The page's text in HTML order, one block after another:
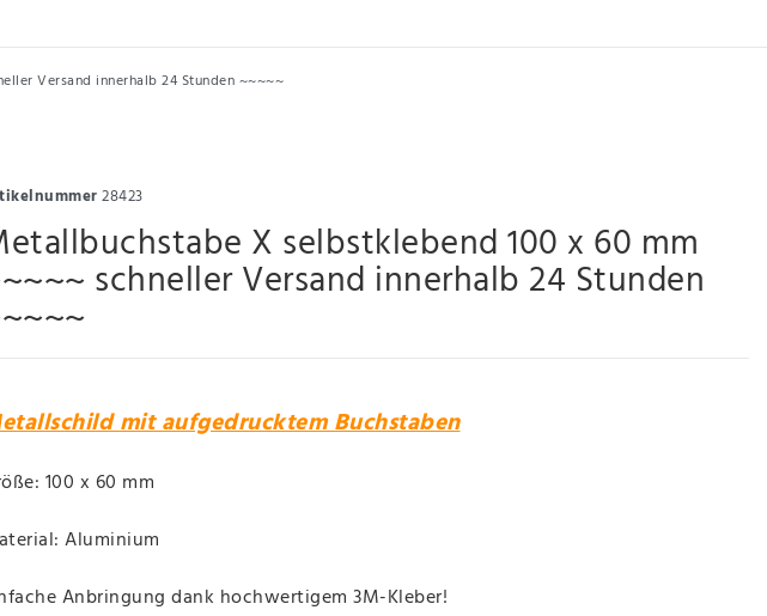
Versand innerhalb 24 Stunden ~~~~~
28423
X selbstklebend 100 x 60 mm
schneller Versand innerhalb 24 Stunden
mit aufgedrucktem Buchstaben
100 x 60 mm
Aluminium
Anbringung dank hochwertigem 3M-Kleber!